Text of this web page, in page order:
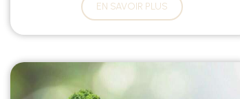
EN SAVOIR PLUS